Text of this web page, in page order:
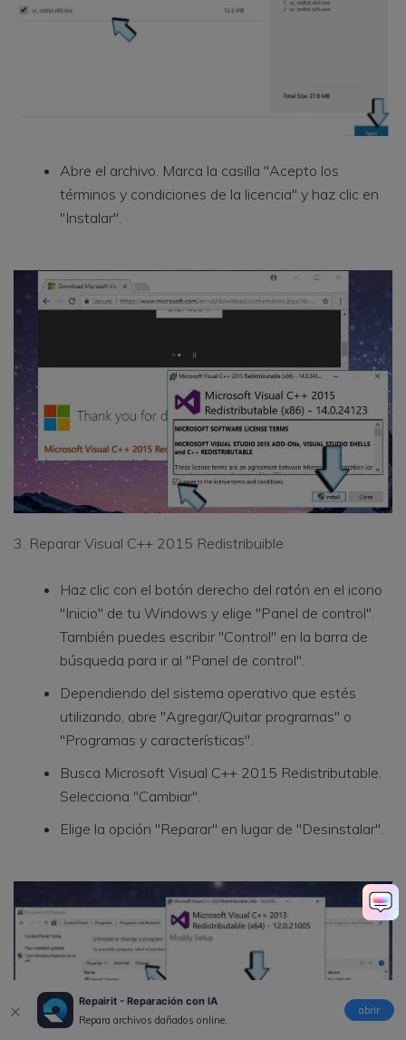
Repairit - Reparación con IA
Repara archivos dañados online.
abrir
Abre el archivo. Marca la casilla "Acepto los
términos y condiciones de la licencia" y haz clic en
"Instalar".
3. Reparar Visual C++ 2015 Redistribuible
Haz clic con el botón derecho del ratón en el icono
"Inicio" de tu Windows y elige "Panel de control".
También puedes escribir "Control" en la barra de
búsqueda para ir al "Panel de control".
Dependiendo del sistema operativo que estés
utilizando, abre "Agregar/Quitar programas" o
"Programas y características".
Busca Microsoft Visual C++ 2015 Redistributable.
Selecciona "Cambiar".
Elige la opción "Reparar" en lugar de "Desinstalar".